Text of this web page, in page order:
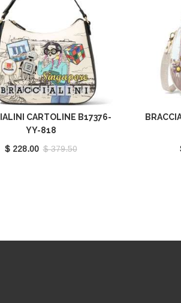
CARTOLINE B17376-
YY-818
$ 228.00 $ 379.50